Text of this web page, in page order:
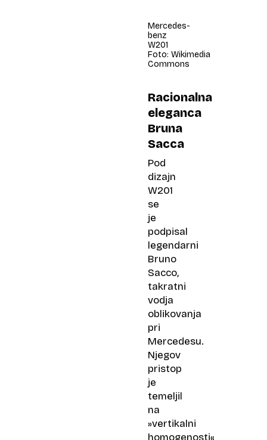
Mercedes-
benz
W201
Foto: Wikimedia
Commons
Racionalna
eleganca
Bruna
Sacca
Pod
dizajn
W201
se
je
podpisal
legendarni
Bruno
Sacco,
takratni
vodja
oblikovanja
pri
Mercedesu.
Njegov
pristop
je
temeljil
na
»vertikalni
homogenosti«